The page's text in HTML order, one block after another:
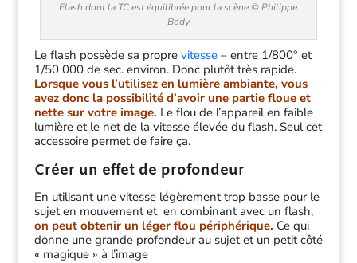
Flash dont la TC est équilibrée pour la scène © Philippe
Body
Le flash possède sa propre vitesse– entre 1/800° et
1/50 000 de sec. environ. Donc plutôt très rapide.
Lorsque vous l’utilisez en lumière ambiante, vous
avez donc la possibilité d’avoir une partie floue et
nette sur votre image. Le flou de l’appareil en faible
lumière et le net de la vitesse élevée du flash. Seul cet
accessoire permet de faire ça.
Créer un effet de profondeur
En utilisant une vitesse légèrement trop basse pour le
sujet en mouvement et en combinant avec un flash,
on peut obtenir un léger flou périphérique. Ce qui
donne une grande profondeur au sujet et un petit côté
« magique » à l’image